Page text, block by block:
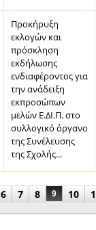
Προκήρυξη
εκλογών και
πρόσκληση
εκδήλωσης
ενδιαφέροντος για
την ανάδειξη
εκπροσώπων
μελών Ε.ΔΙ.Π. στο
συλλογικό όργανο
της Συνέλευσης
της Σχολής...
6 7 8 9 10